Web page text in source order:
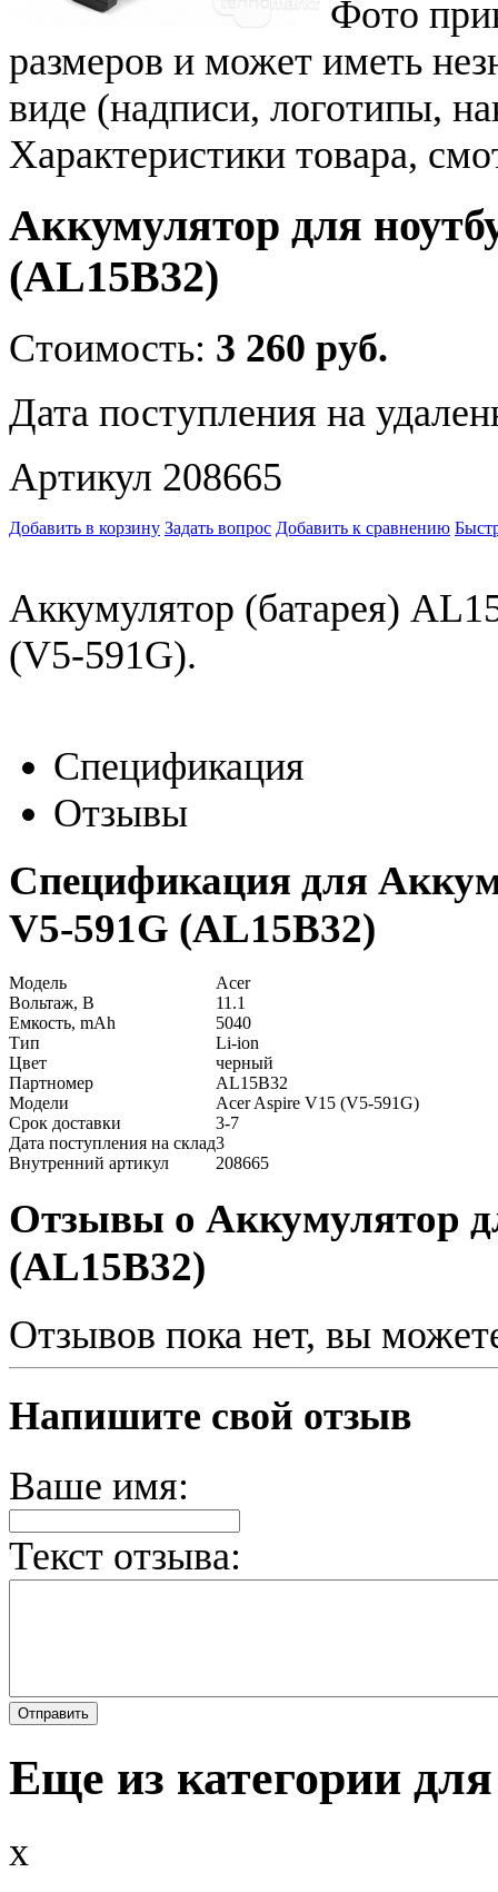
Фото
размеров и может иметь
виде (надписи, логотипы,
Характеристики товара,
Аккумулятор для
(AL15B32)
Стоимость: 3 260 руб.
Дата поступления на
Артикул 208665
Добавить в корзину Задать вопрос Добавить к сравнению
Аккумулятор (батарея)
(V5-591G).
Спецификация
Отзывы
Спецификация для
V5-591G (AL15B32)
Модель
Acer
Вольтаж, В
11.1
Емкость, mAh
5040
Тип
Li-ion
Цвет
черный
Партномер
AL15B32
Модели
Acer Aspire V15 (V5-591G)
Срок доставки
3-7
Дата поступления на склад3
Внутренний артикул
208665
Отзывы о Аккумулятор
(AL15B32)
Отзывов пока нет, вы
Напишите свой отзыв
Ваше имя:
Текст отзыва:
Еще из категории
x